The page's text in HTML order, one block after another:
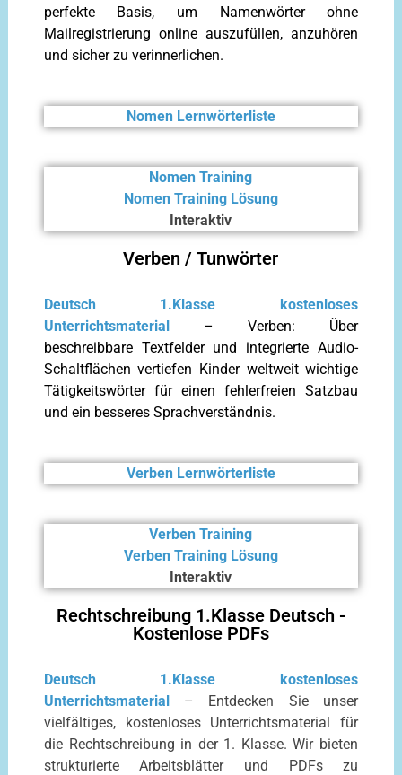
perfekte Basis, um Namenwörter ohne
Mailregistrierung online auszufüllen, anzuhören
und sicher zu verinnerlichen.
Nomen Lernwörterliste
Nomen Training
Nomen Training Lösung
Interaktiv
Verben / Tunwörter
Deutsch 1.Klasse kostenloses
Unterrichtsmaterial– Verben: Über
beschreibbare Textfelder und integrierte Audio-
Schaltflächen vertiefen Kinder weltweit wichtige
Tätigkeitswörter für einen fehlerfreien Satzbau
und ein besseres Sprachverständnis.
Verben Lernwörterliste
Verben Training
Verben Training Lösung
Interaktiv
Rechtschreibung 1.Klasse Deutsch -
Kostenlose PDFs
Deutsch 1.Klasse kostenloses
Unterrichtsmaterial– Entdecken Sie unser
vielfältiges, kostenloses Unterrichtsmaterial für
die Rechtschreibung in der 1. Klasse. Wir bieten
strukturierte Arbeitsblätter und PDFs zu